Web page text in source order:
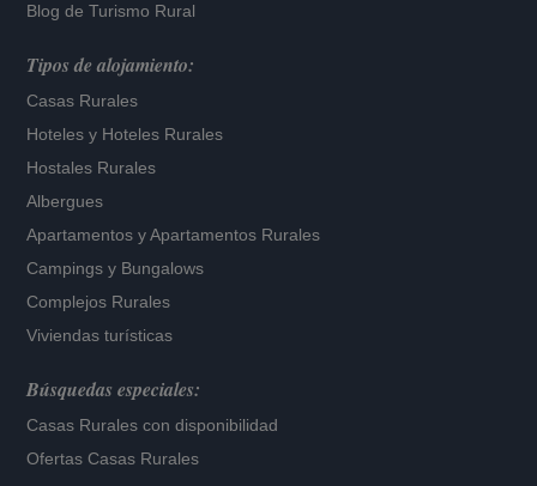
Blog de Turismo Rural
Tipos de alojamiento:
Casas Rurales
Hoteles y Hoteles Rurales
Hostales Rurales
Albergues
Apartamentos yApartamentos Rurales
Campings y Bungalows
Complejos Rurales
Viviendas turísticas
Búsquedas especiales:
Casas Rurales con disponibilidad
Ofertas Casas Rurales